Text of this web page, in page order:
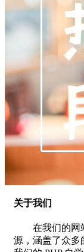
关于我们
在我们的网
源，涵盖了众多